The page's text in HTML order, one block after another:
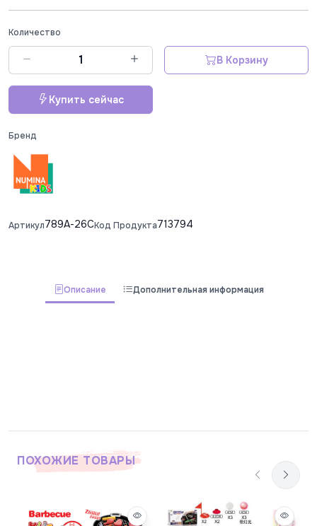
Количество
В Корзину
Купить сейчас
Бренд
Артикул789A-26CКод Продукта713794
Описание Дополнительная информация
ПОХОЖИЕ ТОВАРЫ